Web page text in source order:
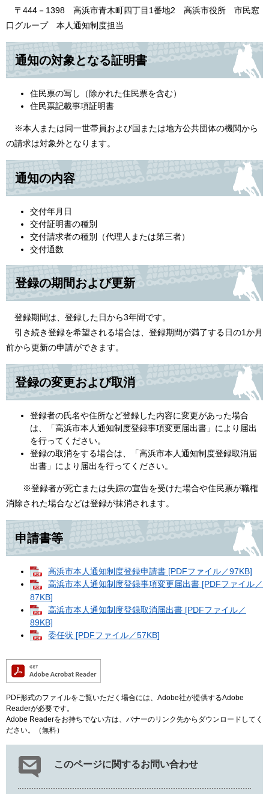
〒444－1398 高浜市青木町四丁目1番地2 高浜市役所 市民窓
口グループ 本人通知制度担当
通知の対象となる証明書
住民票の写し（除かれた住民票を含む）
住民票記載事項証明書
※本人または同一世帯員および国または地方公共団体の機関から
の請求は対象外となります。
通知の内容
交付年月日
交付証明書の種別
交付請求者の種別（代理人または第三者）
交付通数
登録の期間および更新
登録期間は、登録した日から3年間です。
引き続き登録を希望される場合は、登録期間が満了する日の1か月
前から更新の申請ができます。
登録の変更および取消
登録者の氏名や住所など登録した内容に変更があった場合
は、「高浜市本人通知制度登録事項変更届出書」により届出
を行ってください。
登録の取消をする場合は、「高浜市本人通知制度登録取消届
出書」により届出を行ってください。
※登録者が死亡または失踪の宣告を受けた場合や住民票が職権
消除された場合などは登録が抹消されます。
申請書等
高浜市本人通知制度登録申請書 [PDFファイル／97KB]
高浜市本人通知制度登録事項変更届出書 [PDFファイル／
87KB]
高浜市本人通知制度登録取消届出書 [PDFファイル／
89KB]
委任状 [PDFファイル／57KB]
PDF形式のファイルをご覧いただく場合には、Adobe社が提供するAdobe
Readerが必要です。
Adobe Readerをお持ちでない方は、バナーのリンク先からダウンロードしてく
ださい。（無料）
このページに関するお問い合わせ